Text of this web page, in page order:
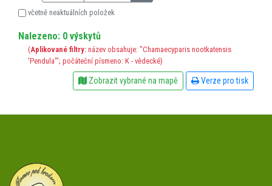
včetně neaktuálních položek
Nalezeno: 0 výskytů
(Aplikované filtry: název obsahuje: "Chamaecyparis nootkatensis
'Pendula'"; počáteční písmeno: K - vědecké)
Zobrazit vybrané na mapě Verze pro tisk